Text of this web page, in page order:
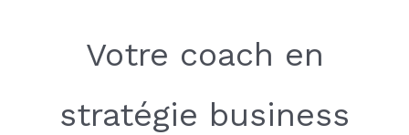
Votre coach en
stratégie business